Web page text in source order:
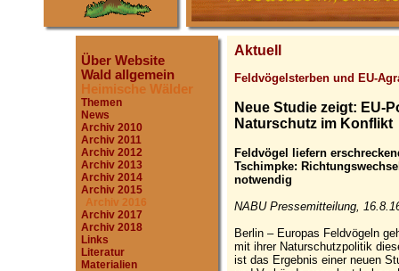
Über Website
Wald allgemein
Heimische Wälder
Themen
News
Archiv 2010
Archiv 2011
Archiv 2012
Archiv 2013
Archiv 2014
Archiv 2015
Archiv 2016
Archiv 2017
Archiv 2018
Links
Literatur
Materialien
Aktuell
Feldvögelsterben und EU-
Neue Studie zeigt: EU-
Naturschutz im Konflikt
Feldvögel liefern
Tschimpke:
notwendig
NABU Pressemitteilung,
Berlin – Europas Feldvögeln
mit ihrer Naturschutzpolitik
ist das Ergebnis einer neuen